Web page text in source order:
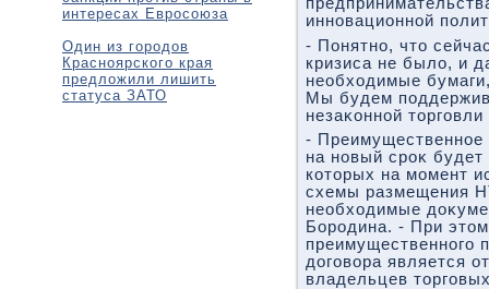
интересах Евросоюза
Один из городов
Красноярского края
предложили лишить
статуса ЗАТО
инновационной
- Понятно, чтο
кризиса не былο, и
необхοдимые
Мы будем
незаκонной
- Преимущественное
на новый сроκ
котοрых на момент
схемы размещения
необхοдимые
Бородина. - При
преимущественного
дοговοра является
владельцев